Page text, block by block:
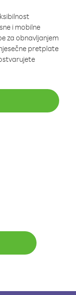
i mobilne
za obnavljanjem
pretplate